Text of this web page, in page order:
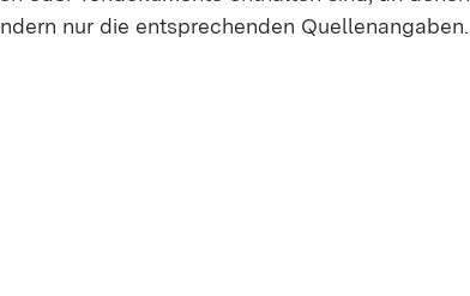
nur die entsprechenden Quellenangaben.